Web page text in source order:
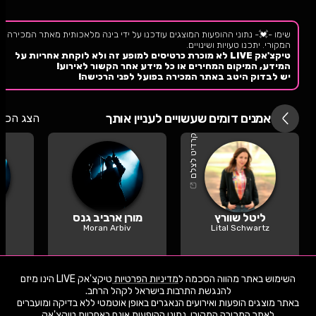
השימוש באתר מהווה הסכמה למדיניות הפרטיות
טיקצ'אק LIVE הינו מיזם
באתר מוצגים הופעות ואירועים הנאגרים באופן אוטמטי ללא בדיקה ומועברים
י
ל
ו
ם
:
ג
ב
ר
י
א
ל
ב
ה
ר
ל
י
,
ו
י
ק
י
פ
ד
י
ה
,
מ
ו
פ
ץ
ב
ר
י
ש
י
ו
ן
C
C
B
Y
-
S
A
3
.
שימו -💓- נתוני ההופעות המוצגים עודכנו על ידי בינה מלאכותית מאתר המכירה
המקורי. יתכנו טעויות ושינויים.
טיקצ'אק LIVE לא מוכרת כרטיסים למופע זה ולא לוקחת אחריות על
המידע, המיקום המחירים או כל מידע אחר הקשור לאירוע!
יש לבדוק היטב באתר המכירה בפועל לפני הרכישה!
אמנים דומים שעשויים לעניין אותך הצג הכל
קרדיט לצלם
ליטל שוורץ
Lital Schwartz
מורן ארביב גנס
Moran Arbiv